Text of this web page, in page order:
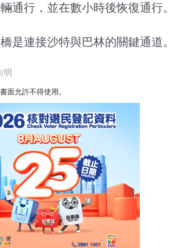
通行，並在數小時後恢復通行。
是連接沙特與巴林的關鍵通道。
明
面允許不得使用。